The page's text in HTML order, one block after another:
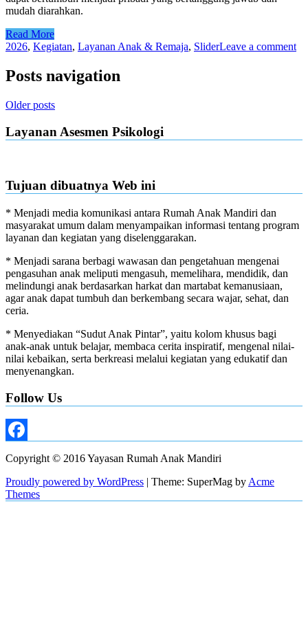
mudah diarahkan.
Read More
2026, Kegiatan, Layanan Anak & Remaja, SliderLeave a comment
Posts navigation
Older posts
Layanan Asesmen Psikologi
Tujuan dibuatnya Web ini
* Menjadi media komunikasi antara Rumah Anak Mandiri dan
masyarakat umum dalam menyampaikan informasi tentang program
layanan dan kegiatan yang diselenggarakan.
* Menjadi sarana berbagi wawasan dan pengetahuan mengenai
pengasuhan anak meliputi mengasuh, memelihara, mendidik, dan
melindungi anak berdasarkan harkat dan martabat kemanusiaan,
agar anak dapat tumbuh dan berkembang secara wajar, sehat, dan
ceria.
* Menyediakan “Sudut Anak Pintar”, yaitu kolom khusus bagi
anak-anak untuk belajar, membaca cerita inspiratif, mengenal nilai-
nilai kebaikan, serta berkreasi melalui kegiatan yang edukatif dan
menyenangkan.
Follow Us
Copyright © 2016 Yayasan Rumah Anak Mandiri
Proudly powered by WordPress | Theme: SuperMag by Acme
Themes